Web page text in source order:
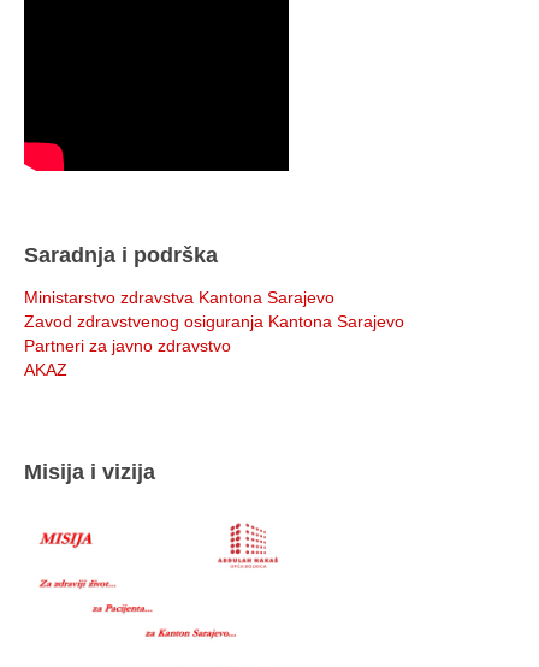
Saradnja i podrška
Ministarstvo zdravstva Kantona Sarajevo
Zavod zdravstvenog osiguranja Kantona Sarajevo
Partneri za javno zdravstvo
AKAZ
Misija i vizija